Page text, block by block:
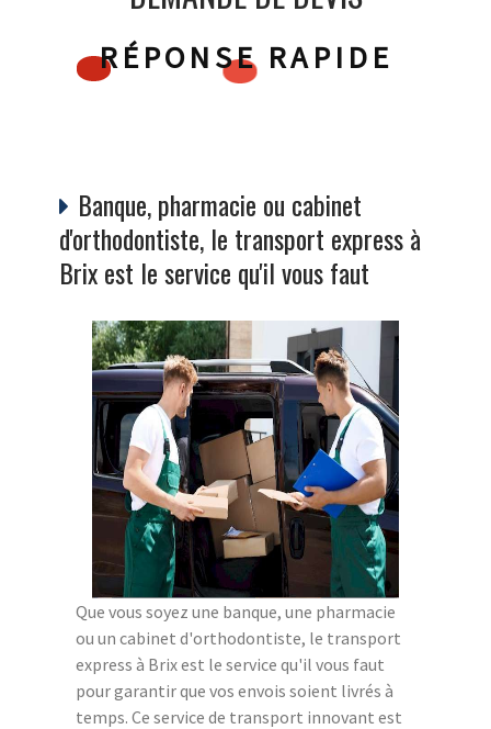
RÉPONSE RAPIDE
Banque, pharmacie ou cabinet
d'orthodontiste, le transport express à
Brix est le service qu'il vous faut
Que vous soyez une banque, une pharmacie
ou un cabinet d'orthodontiste, le transport
express à Brix est le service qu'il vous faut
pour garantir que vos envois soient livrés à
temps. Ce service de transport innovant est